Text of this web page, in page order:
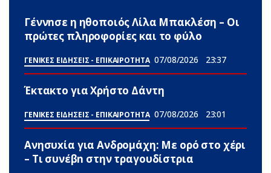
Γέννnσε η ηθοποιός Λίλα Μπακλέση – Οι
πρώτες πληροφορίες και το φύλο
ΓΕΝΙΚΕΣ ΕΙΔΗΣΕΙΣ - ΕΠΙΚΑΙΡΟΤΗΤΑ 07/08/2026 23:37
Έκτακτο για Χρήστο Δάντη
ΓΕΝΙΚΕΣ ΕΙΔΗΣΕΙΣ - ΕΠΙΚΑΙΡΟΤΗΤΑ 07/08/2026 23:01
Ανησυxία για Ανδρομάχη: Με ορό στο χέρι
– Τι συνέβn στην τραγουδίστρια